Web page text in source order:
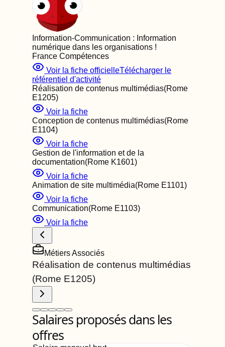
Information-Communication : Information
numérique dans les organisations !
France Compétences
Voir la fiche officielleTélécharger le
référentiel d'activité
Réalisation de contenus multimédias(Rome
E1205)
Voir la fiche
Conception de contenus multimédias(Rome
E1104)
Voir la fiche
Gestion de l'information et de la
documentation(Rome K1601)
Voir la fiche
Animation de site multimédia(Rome E1101)
Voir la fiche
Communication(Rome E1103)
Voir la fiche
Métiers Associés
Réalisation de contenus multimédias
(Rome E1205)
Salaires proposés dans les
offres